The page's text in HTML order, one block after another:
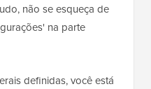
não se esqueça de
na parte
definidas, você está